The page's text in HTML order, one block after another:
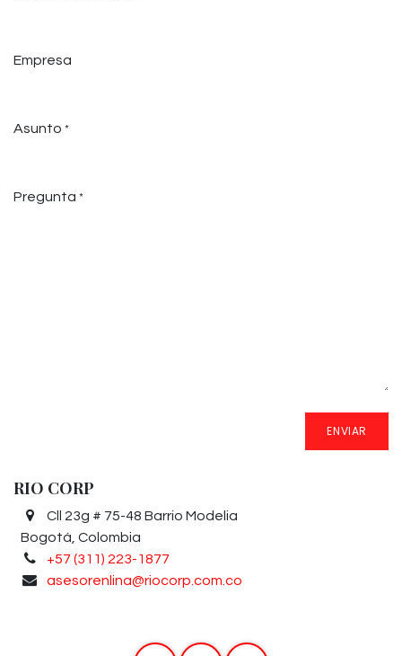
Empresa
Asunto *
Pregunta *
ENVIAR
RIO CORP
Cll 23g # 75-48 Barrio Modelia
Bogotá, Colombia
+57 (311) 223-1877
asesorenlina@riocorp.com.co